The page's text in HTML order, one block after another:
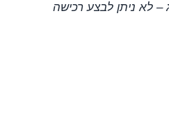
לא ניתן לבצע רכישה